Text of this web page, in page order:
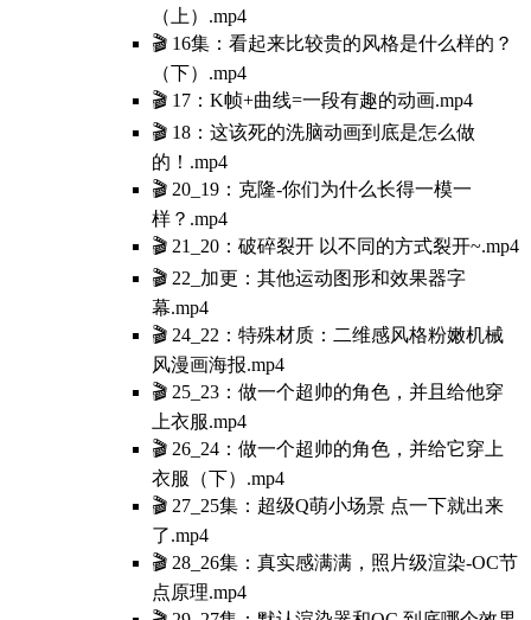
（上）.mp4
🎬 16集：看起来比较贵的风格是什么样的？
（下）.mp4
🎬 17：K帧+曲线=一段有趣的动画.mp4
🎬 18：这该死的洗脑动画到底是怎么做
的！.mp4
🎬 20_19：克隆-你们为什么长得一模一
样？.mp4
🎬 21_20：破碎裂开 以不同的方式裂开~.mp4
🎬 22_加更：其他运动图形和效果器字
幕.mp4
🎬 24_22：特殊材质：二维感风格粉嫩机械
风漫画海报.mp4
🎬 25_23：做一个超帅的角色，并且给他穿
上衣服.mp4
🎬 26_24：做一个超帅的角色，并给它穿上
衣服（下）.mp4
🎬 27_25集：超级Q萌小场景 点一下就出来
了.mp4
🎬 28_26集：真实感满满，照片级渲染-OC节
点原理.mp4